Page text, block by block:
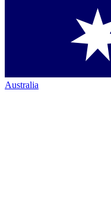
Australia